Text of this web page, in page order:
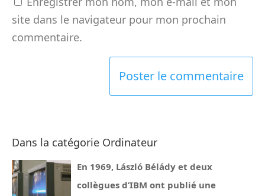
site dans le navigateur pour mon prochain
commentaire.
Dans la catégorie Ordinateur
En 1969, László Bélády et deux
collègues d’IBM ont publié une